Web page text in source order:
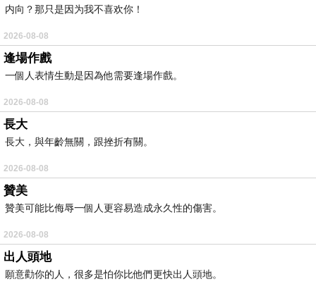
内向？那只是因为我不喜欢你！
2026-08-08
逢場作戲
一個人表情生動是因為他需要逢場作戲。
2026-08-08
長大
長大，與年齡無關，跟挫折有關。
2026-08-08
贊美
贊美可能比侮辱一個人更容易造成永久性的傷害。
2026-08-08
出人頭地
願意勸你的人，很多是怕你比他們更快出人頭地。